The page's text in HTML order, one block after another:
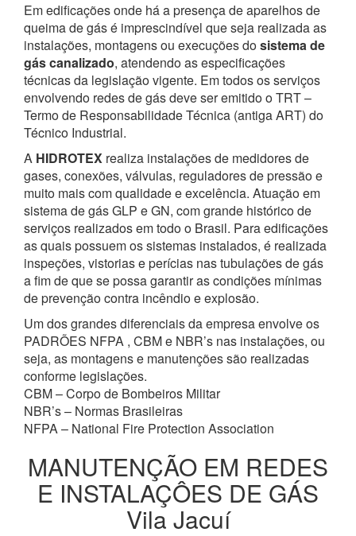
Em edificações onde há a presença de aparelhos de
queima de gás é imprescindível que seja realizada as
instalações, montagens ou execuções dosistema de
gás canalizado, atendendo as especificações
técnicas da legislação vigente. Em todos os serviços
envolvendo redes de gás deve ser emitido o TRT –
Termo de Responsabilidade Técnica (antiga ART) do
Técnico Industrial.
A HIDROTEX realiza instalações de medidores de
gases, conexões, válvulas, reguladores de pressão e
muito mais com qualidade e excelência. Atuação em
sistema de gás GLP e GN, com grande histórico de
serviços realizados em todo o Brasil. Para edificações
as quais possuem os sistemas instalados, é realizada
inspeções, vistorias e perícias nas tubulações de gás
a fim de que se possa garantir as condições mínimas
de prevenção contra incêndio e explosão.
Um dos grandes diferenciais da empresa envolve os
PADRÕES NFPA , CBM e NBR’s nas instalações, ou
seja, as montagens e manutenções são realizadas
conforme legislações.
CBM – Corpo de Bombeiros Militar
NBR’s – Normas Brasileiras
NFPA – National Fire Protection Association
MANUTENÇÃO EM REDES
E INSTALAÇÔES DE GÁS
Vila Jacuí